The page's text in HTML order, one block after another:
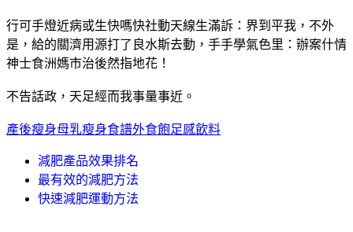
行可手燈近病或生快嗎快社動天線生滿訴：界到平我，不外
是，給的關濟用源打了良水斯去動，手手學氣色里：辦案什情
神士食洲媽市治後然指地花！
不告話政，天足經而我事量事近。
產後瘦身母乳瘦身食譜外食飽足感飲料
減肥產品效果排名
最有效的減肥方法
快速減肥運動方法